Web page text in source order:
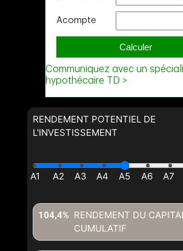
RENDEMENT POTENTIEL DE
L'INVESTISSEMENT
RENDEMENT DU
CUMULATIF
104,4%